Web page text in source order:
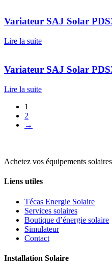
Variateur SAJ Solar
Lire la suite
Variateur SAJ Solar
Lire la suite
1
2
→
Achetez vos équipements
Liens utiles
Técas Energie Solaire
Services solaires
Boutique d’énergie solaire
Simulateur
Contact
Installation Solaire